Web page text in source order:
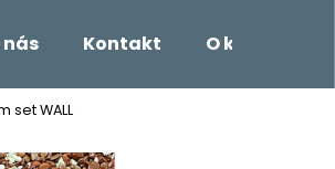
nás Kontakt O kamenném
set WALL